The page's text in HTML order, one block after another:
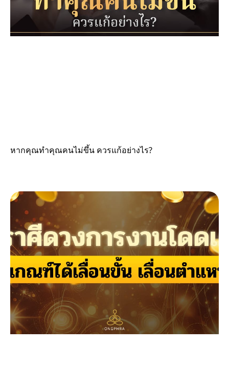
หากคุณทำคุณคนไม่ขึ้น ควรแก้อย่างไร?